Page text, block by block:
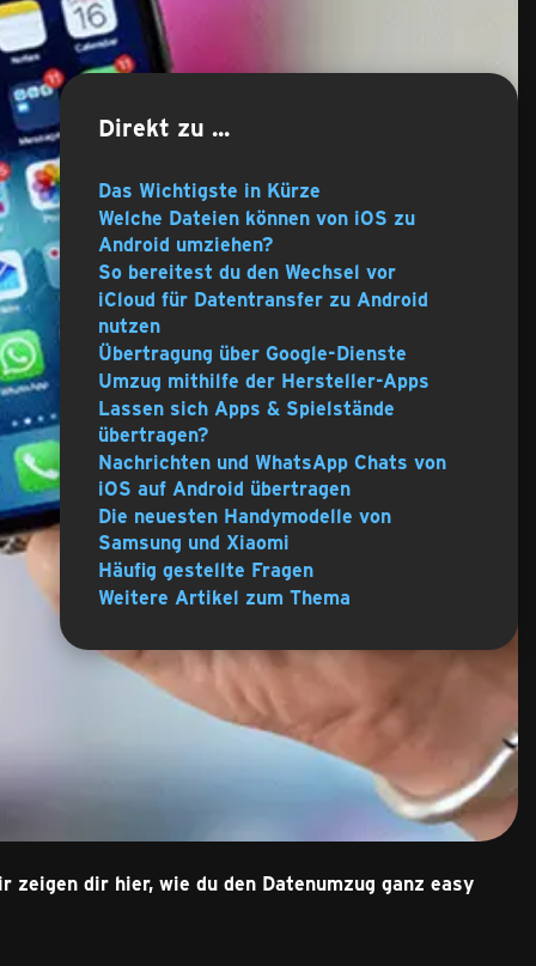
dir hier, wie du den Datenumzug ganz easy
Direkt zu ...
Das Wichtigste in Kürze
Welche Dateien können von iOS zu
Android umziehen?
So bereitest du den Wechsel vor
iCloud für Datentransfer zu Android
nutzen
Übertragung über Google-Dienste
Umzug mithilfe der Hersteller-Apps
Lassen sich Apps & Spielstände
übertragen?
Nachrichten und WhatsApp Chats von
iOS auf Android übertragen
Die neuesten Handymodelle von
Samsung und Xiaomi
Häufig gestellte Fragen
Weitere Artikel zum Thema